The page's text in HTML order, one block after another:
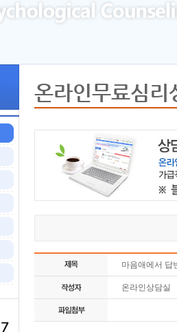
온라인무료심리
마음애에서 답
온라인상담실